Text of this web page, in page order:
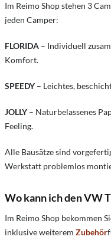
Im Reimo Shop stehen 3
jeden Camper:
FLORIDA – Individuell
Komfort.
SPEEDY – Leichtes,
JOLLY – Naturbelassenes
Feeling.
Alle Bausätze sind
Werkstatt problemlos
Wo kann ich den VW
Im Reimo Shop bekommen
inklusive weiterem Zubehör